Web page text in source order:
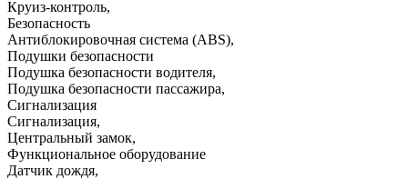
Круиз-контроль,
Безопасность
Антиблокировочная система (ABS),
Подушки безопасности
Подушка безопасности водителя,
Подушка безопасности пассажира,
Сигнализация
Сигнализация,
Центральный замок,
Функциональное оборудование
Датчик дождя,